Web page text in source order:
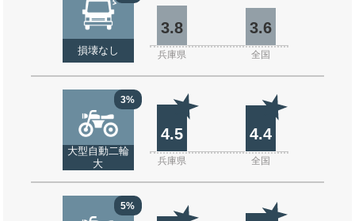
損壊なし
3.8 3.6
兵庫県 全国
3%
大型自動二輪
大
4.5 4.4
兵庫県 全国
5%